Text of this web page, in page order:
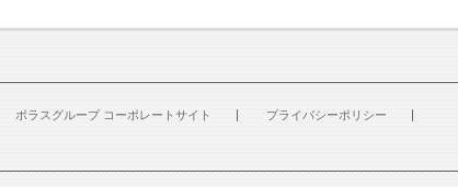
ポラスグループ コーポレートサイト
プライバシーポリシー